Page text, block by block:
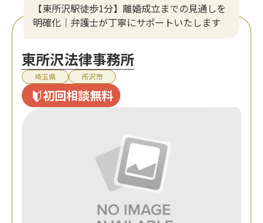
【東所沢駅徒歩1分】離婚成立までの見通しを
明確化｜弁護士が丁寧にサポートいたします
東所沢法律事務所
埼玉県 所沢市
初回相談無料